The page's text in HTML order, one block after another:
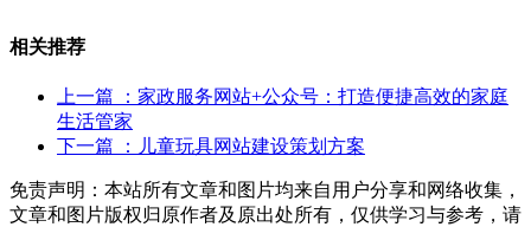
相关推荐
上一篇
：家政服务网站+公众号：打造便捷高效的家庭
生活管家
下一篇
：儿童玩具网站建设策划方案
免责声明：本站所有文章和图片均来自用户分享和网络收集，
文章和图片版权归原作者及原出处所有，仅供学习与参考，请